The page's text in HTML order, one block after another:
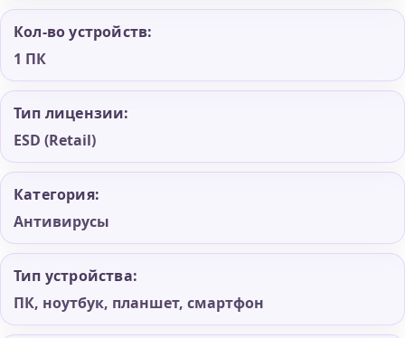
Кол-во устройств:
1 ПК
Тип лицензии:
ESD (Retail)
Категория:
Антивирусы
Тип устройства:
ПК, ноутбук, планшет, смартфон